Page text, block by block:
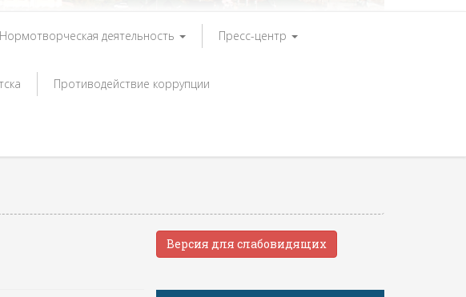
Нормотворческая деятельность Пресс-центр
Противодействие коррупции
Версия для слабовидящих